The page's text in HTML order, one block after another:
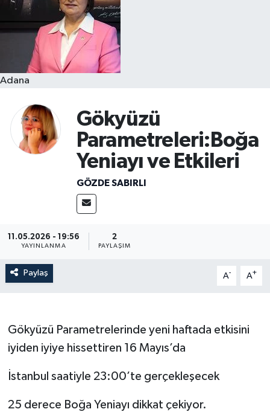
Adana
Gökyüzü
Parametreleri:Boğa
Yeniayı ve Etkileri
GÖZDE SABIRLI
11.05.2026 - 19:56
YAYINLANMA
2
PAYLAŞIM
Paylaş A- A+
Gökyüzü Parametrelerinde yeni haftada etkisini
iyiden iyiye hissettiren 16 Mayıs’da
İstanbul saatiyle 23:00’te gerçekleşecek
25 derece Boğa Yeniayı dikkat çekiyor.
Resmi İlanlar